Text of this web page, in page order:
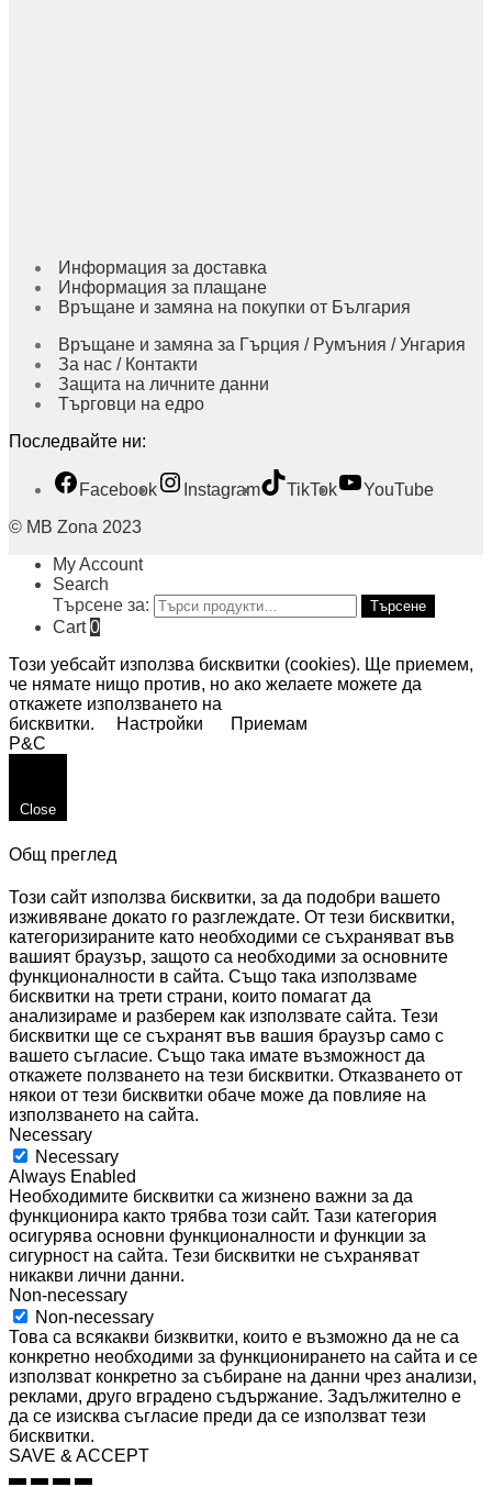
Информация за доставка
Информация за плащане
Връщане и замяна на покупки от България
Връщане и замяна за Гърция / Румъния / Унгария
За нас / Контакти
Защита на личните данни
Търговци на едро
Последвайте ни:
Facebook Instagram TikTok
YouTube
© MB Zona 2023
My Account
Search
Търсене за:
Търсене
Cart0
Този уебсайт използва бисквитки (cookies). Ще приемем,
че нямате нищо против, но ако желаете можете да
откажете използването на
бисквитки.
Настройки
Приемам
P&C
Close
Общ преглед
Този сайт използва бисквитки, за да подобри вашето
изживяване докато го разглеждате. От тези бисквитки,
категоризираните като необходими се съхраняват във
вашият браузър, защото са необходими за основните
функционалности в сайта. Също така използваме
бисквитки на трети страни, които помагат да
анализираме и разберем как използвате сайта. Тези
бисквитки ще се съхранят във вашия браузър само с
вашето съгласие. Също така имате възможност да
откажете ползването на тези бисквитки. Отказването от
някои от тези бисквитки обаче може да повлияе на
използването на сайта.
Necessary
Necessary
Always Enabled
Необходимите бисквитки са жизнено важни за да
функционира както трябва този сайт. Тази категория
осигурява основни функционалности и функции за
сигурност на сайта. Тези бисквитки не съхраняват
никакви лични данни.
Non-necessary
Non-necessary
Това са всякакви бизквитки, които е възможно да не са
конкретно необходими за функционирането на сайта и се
използват конкретно за събиране на данни чрез анализи,
реклами, друго вградено съдържание. Задължително е
да се изисква съгласие преди да се използват тези
бисквитки.
SAVE & ACCEPT